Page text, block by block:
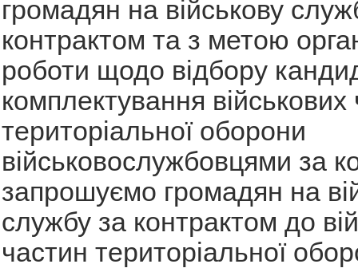
громадян на військову
контрактом та з метою
роботи щодо відбору
комплектування військових
територіальної оборони
військовослужбовцями за
запрошуємо громадян на
службу за контрактом до
частин територіальної